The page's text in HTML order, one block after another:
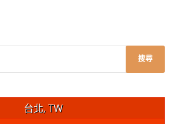
台北, TW